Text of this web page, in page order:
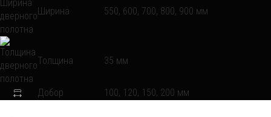
Ширина 550, 600, 700, 800, 900 мм
Толщина 35 мм
Добор 100, 120, 150, 200 мм